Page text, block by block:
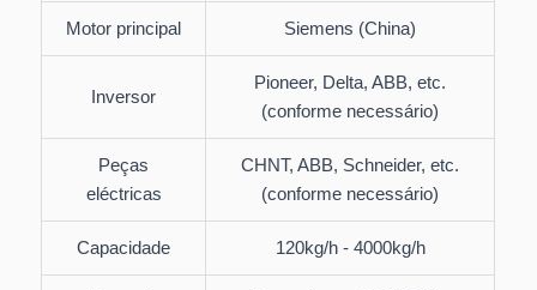
Motor principal Siemens (China)
Inversor
Pioneer, Delta, ABB, etc.
(conforme necessário)
Peças
eléctricas
CHNT, ABB, Schneider, etc.
(conforme necessário)
Capacidade 120kg/h - 4000kg/h